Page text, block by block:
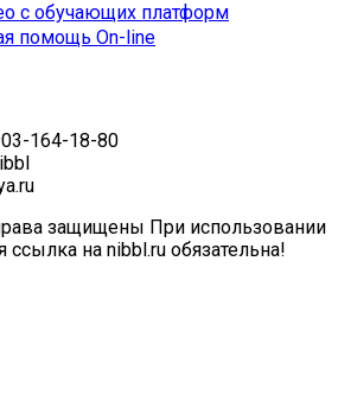
с обучающих платформ
помощь On-line
164-18-80
защищены При использовании
ссылка на nibbl.ru обязательна!